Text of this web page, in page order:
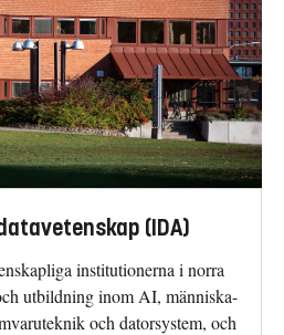
(IDA)
institutionerna i norra
utbildning inom AI, människa-
och datorsystem, och